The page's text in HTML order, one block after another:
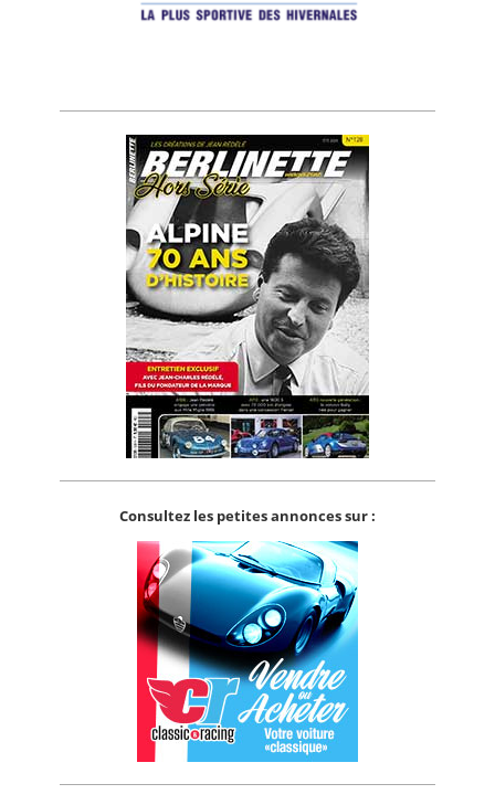
Consultez les petites annonces sur :